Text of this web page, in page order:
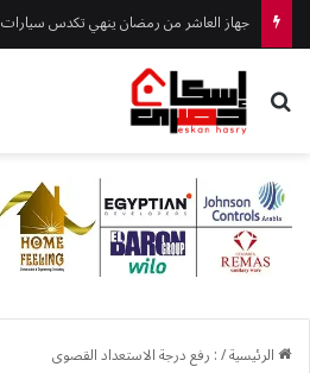
جهاز العاشر من رمضان ينهي تكدس سيارات
بحث عن
الرئيسية/: رفع درجة الاستعداد القصوى